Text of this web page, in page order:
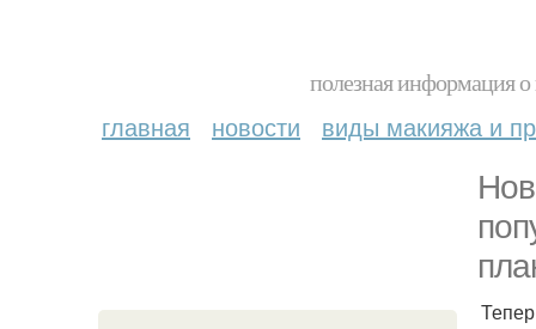
полезная информация
главная новости виды макияжа и